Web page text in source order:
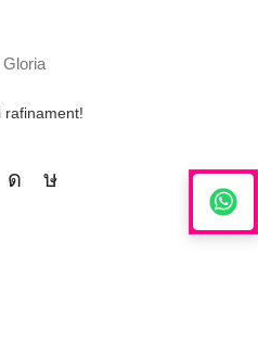
rafinament!